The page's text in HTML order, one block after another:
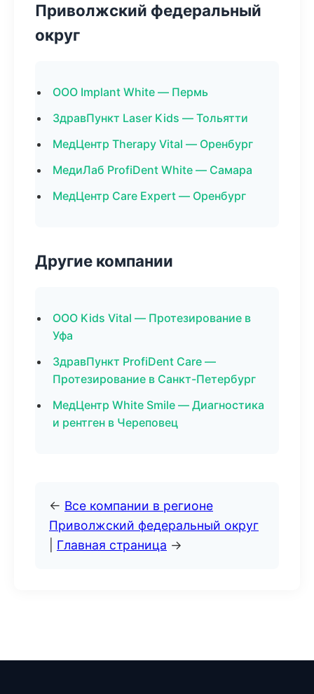
Приволжский федеральный
округ
ООО Implant White — Пермь
ЗдравПункт Laser Kids — Тольятти
МедЦентр Therapy Vital — Оренбург
МедиЛаб ProfiDent White — Самара
МедЦентр Care Expert — Оренбург
Другие компании
ООО Kids Vital — Протезирование в
Уфа
ЗдравПункт ProfiDent Care —
Протезирование в Санкт-Петербург
МедЦентр White Smile — Диагностика
и рентген в Череповец
← Все компании в регионе
Приволжский федеральный округ
Главная страница →